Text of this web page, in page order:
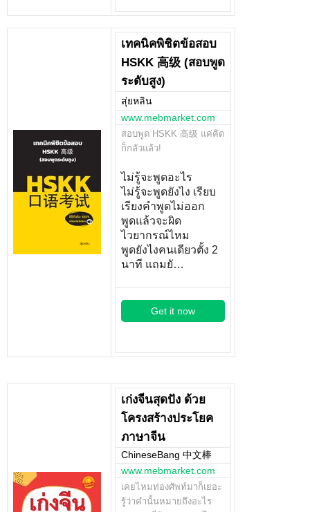
เทคนิคพิชิตข้อสอบ
HSKK 高级 (สอบพูด
ระดับสูง)
สุ่ยหลิน
www.mebmarket.com
สอบพูด HSKK 高级 แค่คิด
ก็กลัวแล้ว!
ไม่รู้จะพูดอะไร
ไม่รู้จะพูดยังไง เรียบ
เรียงคำพูดไม่ออก
พูดแล้วจะผิด
ไวยากรณ์ไหม
พูดยังไงคนเดียวตั้ง 2
นาที แถมยั…
Get it now
เก่งจีนสุดปัง ด้วย
โครงสร้างประโยค
ภาษาจีน
ChineseBang 中文棒
www.mebmarket.com
เคยไหมท่องศัพท์มาก็เยอะ
รู้ว่าคำนั้นหมายถึงอะไร